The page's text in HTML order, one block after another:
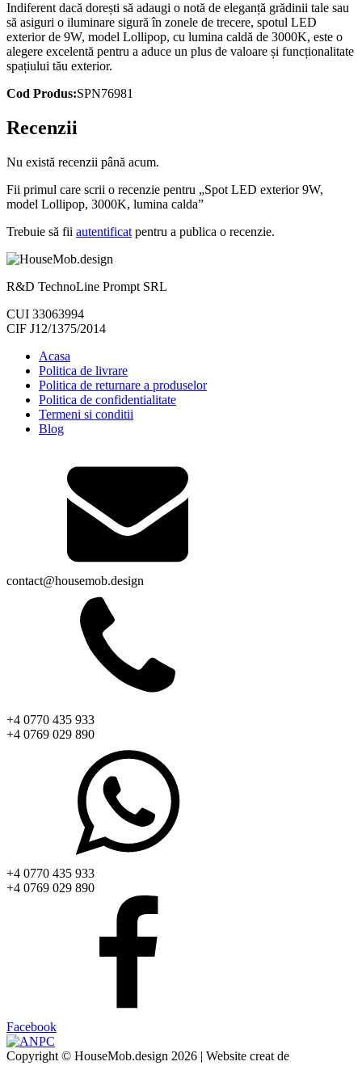
Indiferent dacă dorești să adaugi o notă de eleganță grădinii tale sau
să asiguri o iluminare sigură în zonele de trecere, spotul LED
exterior de 9W, model Lollipop, cu lumina caldă de 3000K, este o
alegere excelentă pentru a aduce un plus de valoare și funcționalitate
spațiului tău exterior.
Cod Produs:SPN76981
Recenzii
Nu există recenzii până acum.
Fii primul care scrii o recenzie pentru „Spot LED exterior 9W,
model Lollipop, 3000K, lumina calda”
Trebuie să fii autentificat pentru a publica o recenzie.
R&D TechnoLine Prompt SRL
CUI 33063994
CIF J12/1375/2014
Acasa
Politica de livrare
Politica de returnare a produselor
Politica de confidentialitate
Termeni si conditii
Blog
contact@housemob.design
+4 0770 435 933
+4 0769 029 890
+4 0770 435 933
+4 0769 029 890
Facebook
Copyright © HouseMob.design 2026 | Website creat de